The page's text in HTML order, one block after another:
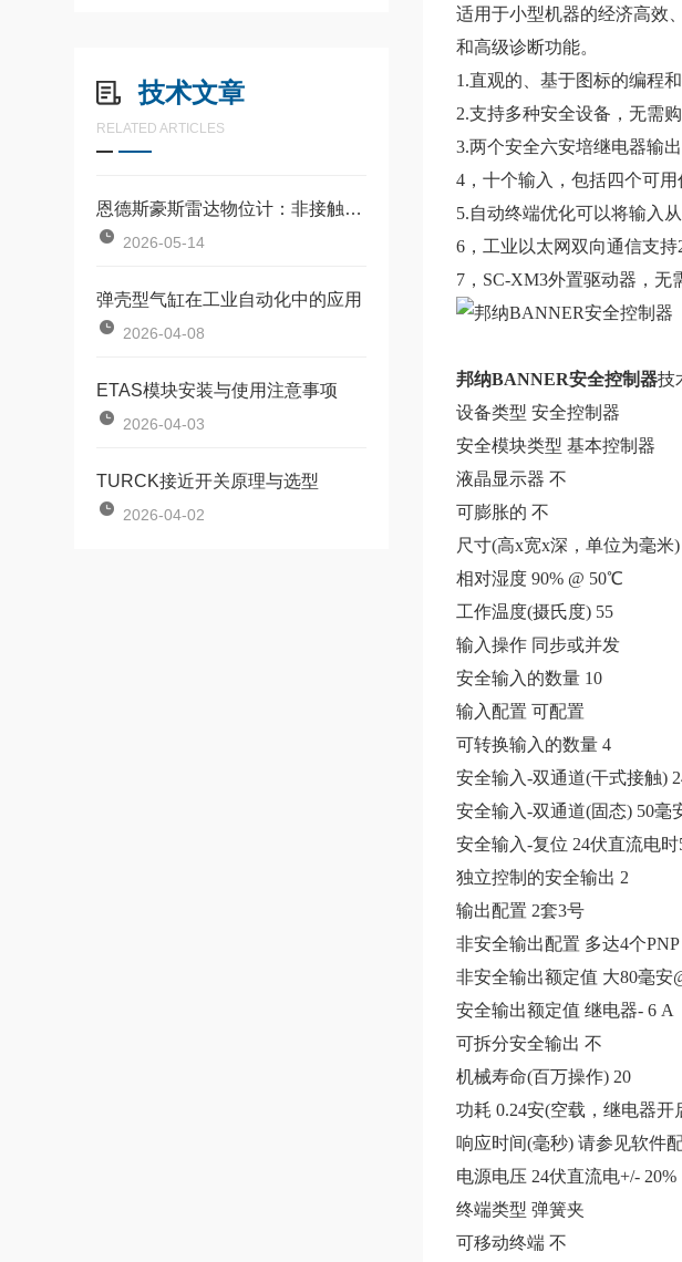
技术文章
RELATED ARTICLES
恩德斯豪斯雷达物位计：非接触式物位测量的核心设备
2026-05-14
弹壳型气缸在工业自动化中的应用
2026-04-08
ETAS模块安装与使用注意事项
2026-04-03
TURCK接近开关原理与选型
2026-04-02
适用于小型机器的经济高效
和高级诊断功能。
1.直观的、基于图标的编程
2.支持多种安全设备，无需
3.两个安全六安培继电器输
4，十个输入，包括四个可用
5.自动终端优化可以将输入
6，工业以太网双向通信支
7，SC-XM3外置驱动器，无
邦纳BANNER安全控制器技
设备类型 安全控制器
安全模块类型 基本控制器
液晶显示器 不
可膨胀的 不
尺寸(高x宽x深，单位为毫米)
相对湿度 90% @ 50℃
工作温度(摄氏度) 55
输入操作 同步或并发
安全输入的数量 10
输入配置 可配置
可转换输入的数量 4
安全输入-双通道(干式接触)
安全输入-双通道(固态) 50毫
安全输入-复位 24伏直流电时
独立控制的安全输出 2
输出配置 2套3号
非安全输出配置 多达4个PNP
非安全输出额定值 大80毫安
安全输出额定值 继电器- 6 A
可拆分安全输出 不
机械寿命(百万操作) 20
功耗 0.24安(空载，继电器
响应时间(毫秒) 请参见软件
电源电压 24伏直流电+/- 20%
终端类型 弹簧夹
可移动终端 不